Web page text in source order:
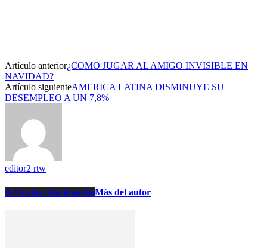
Artículo anterior¿COMO JUGAR AL AMIGO INVISIBLE EN
NAVIDAD?
Artículo siguienteAMERICA LATINA DISMINUYE SU
DESEMPLEO A UN 7,8%
editor2 rtw
Artículos relacionadosMás del autor